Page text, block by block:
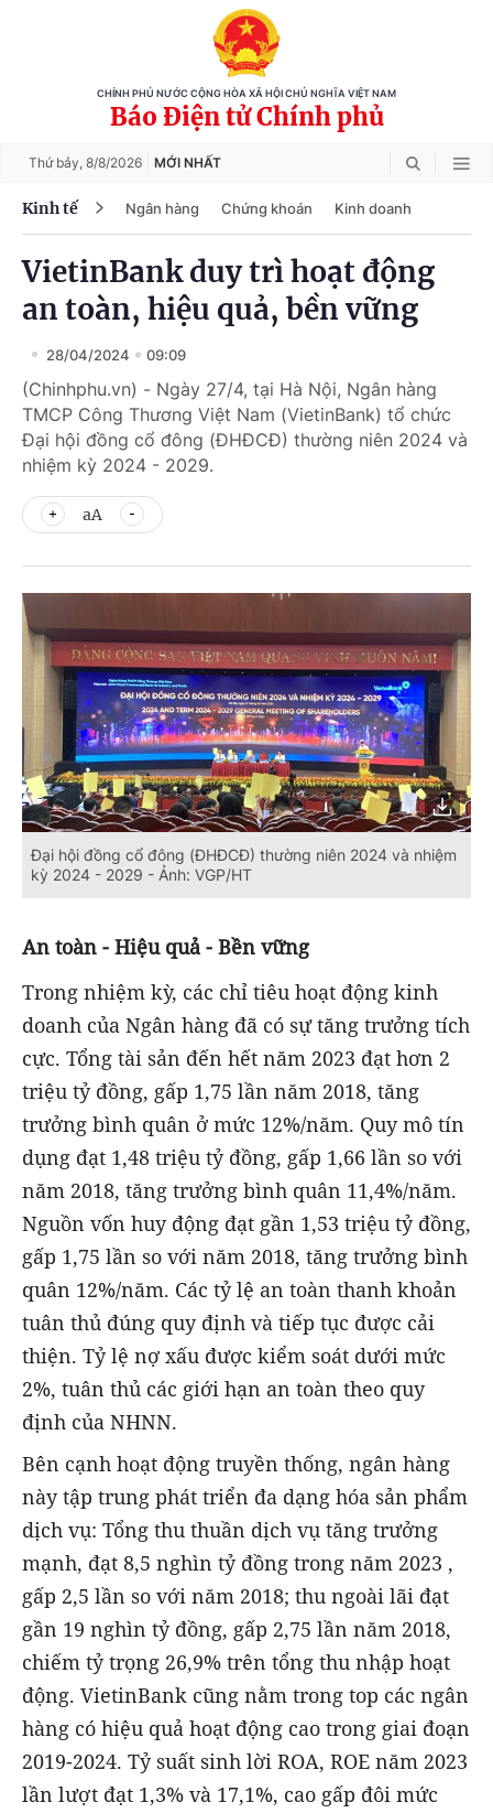
CHÍNH PHỦ NƯỚC CỘNG HÒA XÃ HỘI CHỦ NGHĨA VIỆT NAM
Báo Điện tử Chính phủ
Thứ bảy, 8/8/2026 MỚI NHẤT
Kinh tế Ngân hàng Chứng khoán Kinh doanh
VietinBank duy trì hoạt động
an toàn, hiệu quả, bền vững
28/04/2024 09:09
(Chinhphu.vn) - Ngày 27/4, tại Hà Nội, Ngân hàng
TMCP Công Thương Việt Nam (VietinBank) tổ chức
Đại hội đồng cổ đông (ĐHĐCĐ) thường niên 2024 và
nhiệm kỳ 2024 - 2029.
aA
Đại hội đồng cổ đông (ĐHĐCĐ) thường niên 2024 và nhiệm
kỳ 2024 - 2029 - Ảnh: VGP/HT
An toàn - Hiệu quả - Bền vững
Trong nhiệm kỳ, các chỉ tiêu hoạt động kinh
doanh của Ngân hàng đã có sự tăng trưởng tích
cực. Tổng tài sản đến hết năm 2023 đạt hơn 2
triệu tỷ đồng, gấp 1,75 lần năm 2018, tăng
trưởng bình quân ở mức 12%/năm. Quy mô tín
dụng đạt 1,48 triệu tỷ đồng, gấp 1,66 lần so với
năm 2018, tăng trưởng bình quân 11,4%/năm.
Nguồn vốn huy động đạt gần 1,53 triệu tỷ đồng,
gấp 1,75 lần so với năm 2018, tăng trưởng bình
quân 12%/năm. Các tỷ lệ an toàn thanh khoản
tuân thủ đúng quy định và tiếp tục được cải
thiện. Tỷ lệ nợ xấu được kiểm soát dưới mức
2%, tuân thủ các giới hạn an toàn theo quy
định của NHNN.
Bên cạnh hoạt động truyền thống, ngân hàng
này tập trung phát triển đa dạng hóa sản phẩm
dịch vụ: Tổng thu thuần dịch vụ tăng trưởng
mạnh, đạt 8,5 nghìn tỷ đồng trong năm 2023 ,
gấp 2,5 lần so với năm 2018; thu ngoài lãi đạt
gần 19 nghìn tỷ đồng, gấp 2,75 lần năm 2018,
chiếm tỷ trọng 26,9% trên tổng thu nhập hoạt
động. VietinBank cũng nằm trong top các ngân
hàng có hiệu quả hoạt động cao trong giai đoạn
2019-2024. Tỷ suất sinh lời ROA, ROE năm 2023
lần lượt đạt 1,3% và 17,1%, cao gấp đôi mức